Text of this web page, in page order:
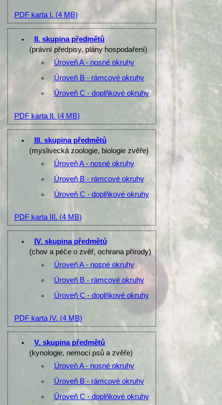
PDF karta I. (4 MB)
II. skupina předmětů
(právní předpisy, plány hospodaření)
Úroveň A - nosné okruhy
Úroveň B - rámcové okruhy
Úroveň C - doplňkové okruhy
PDF karta II. (4 MB)
III. skupina předmětů
(myslivecká zoologie, biologie zvěře)
Úroveň A - nosné okruhy
Úroveň B - rámcové okruhy
Úroveň C - doplňkové okruhy
PDF karta III. (4 MB)
IV. skupina předmětů
(chov a péče o zvěř, ochrana přírody)
Úroveň A - nosné okruhy
Úroveň B - rámcové okruhy
Úroveň C - doplňkové okruhy
PDF karta IV. (4 MB)
V. skupina předmětů
(kynologie, nemoci psů a zvěře)
Úroveň A - nosné okruhy
Úroveň B - rámcové okruhy
Úroveň C - doplňkové okruhy